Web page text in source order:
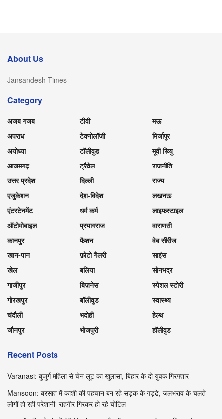
About Us
Jansandesh Times
Category
अजब गजब
अपराध
अयोध्या
आजमगढ़
उत्तर प्रदेश
एजुकेशन
एंटरटेनमेंट
ऑटोमोबाइल
कानपुर
खान-पान
खेल
गाजीपुर
गोरखपुर
चंदौली
जौनपुर
टीवी
टेक्नोलॉजी
टॉलीवुड
ट्रैवेल
दिल्ली
देश-विदेश
धर्म कर्म
प्रयागराज
फैशन
फ़ोटो गैलरी
बलिया
बिज़नेस
बॉलीवुड
भदोही
भोजपुरी
मऊ
मिर्जापुर
मूवी रिव्यु
राजनीति
राज्य
लखनऊ
लाइफस्टाइल
वाराणसी
वेब सीरीज
साइंस
सोनभद्र
स्पेशल स्टोरी
स्वास्थ्य
हेल्थ
हॉलीवुड
Recent Posts
Varanasi: बुजुर्ग महिला से चेन लूट का खुलासा, बिहार के दो युवक गिरफ्तार
Mansoon: बरसात में काशी की पहचान बन रहे सड़क के गड्ढे, जलभराव के चलते
लोगों हो रही परेशानी, राहगीर गिरकर हो रहे चोटिल